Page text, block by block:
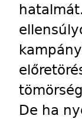
De ha